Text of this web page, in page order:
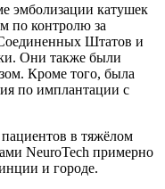
эмболизации катушек
по контролю за
Штатов и
Они также были
Кроме того, была
по имплантации с
в тяжёлом
NeuroTech примерно
и городе.